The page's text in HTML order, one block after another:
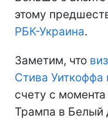
этому
РБК-Украина.
Заметим, что
Стива Уиткоффа
счету с
Трампа в Белый